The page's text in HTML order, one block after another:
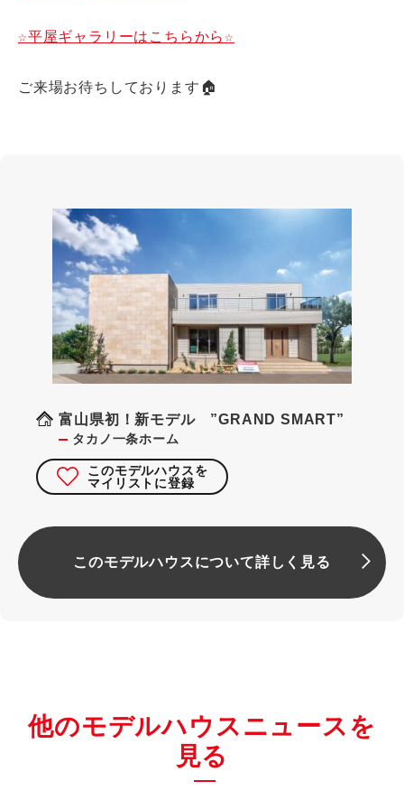
☆平屋ギャラリーはこちらから☆
ご来場お待ちしております🏠
富山県初！新モデル ”GRAND SMART”
タカノ一条ホーム
このモデルハウスを
マイリストに登録
このモデルハウスについて詳しく見る
他のモデルハウスニュースを
見る